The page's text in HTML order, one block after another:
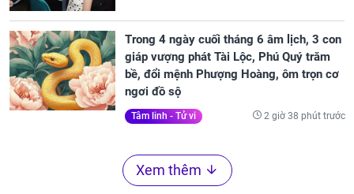
Trong 4 ngày cuối tháng 6 âm lịch, 3 con
giáp vượng phát Tài Lộc, Phú Quý trăm
bề, đổi mệnh Phượng Hoàng, ôm trọn cơ
ngơi đồ sộ
Tâm linh - Tử vi 2 giờ 38 phút trước
Xem thêm